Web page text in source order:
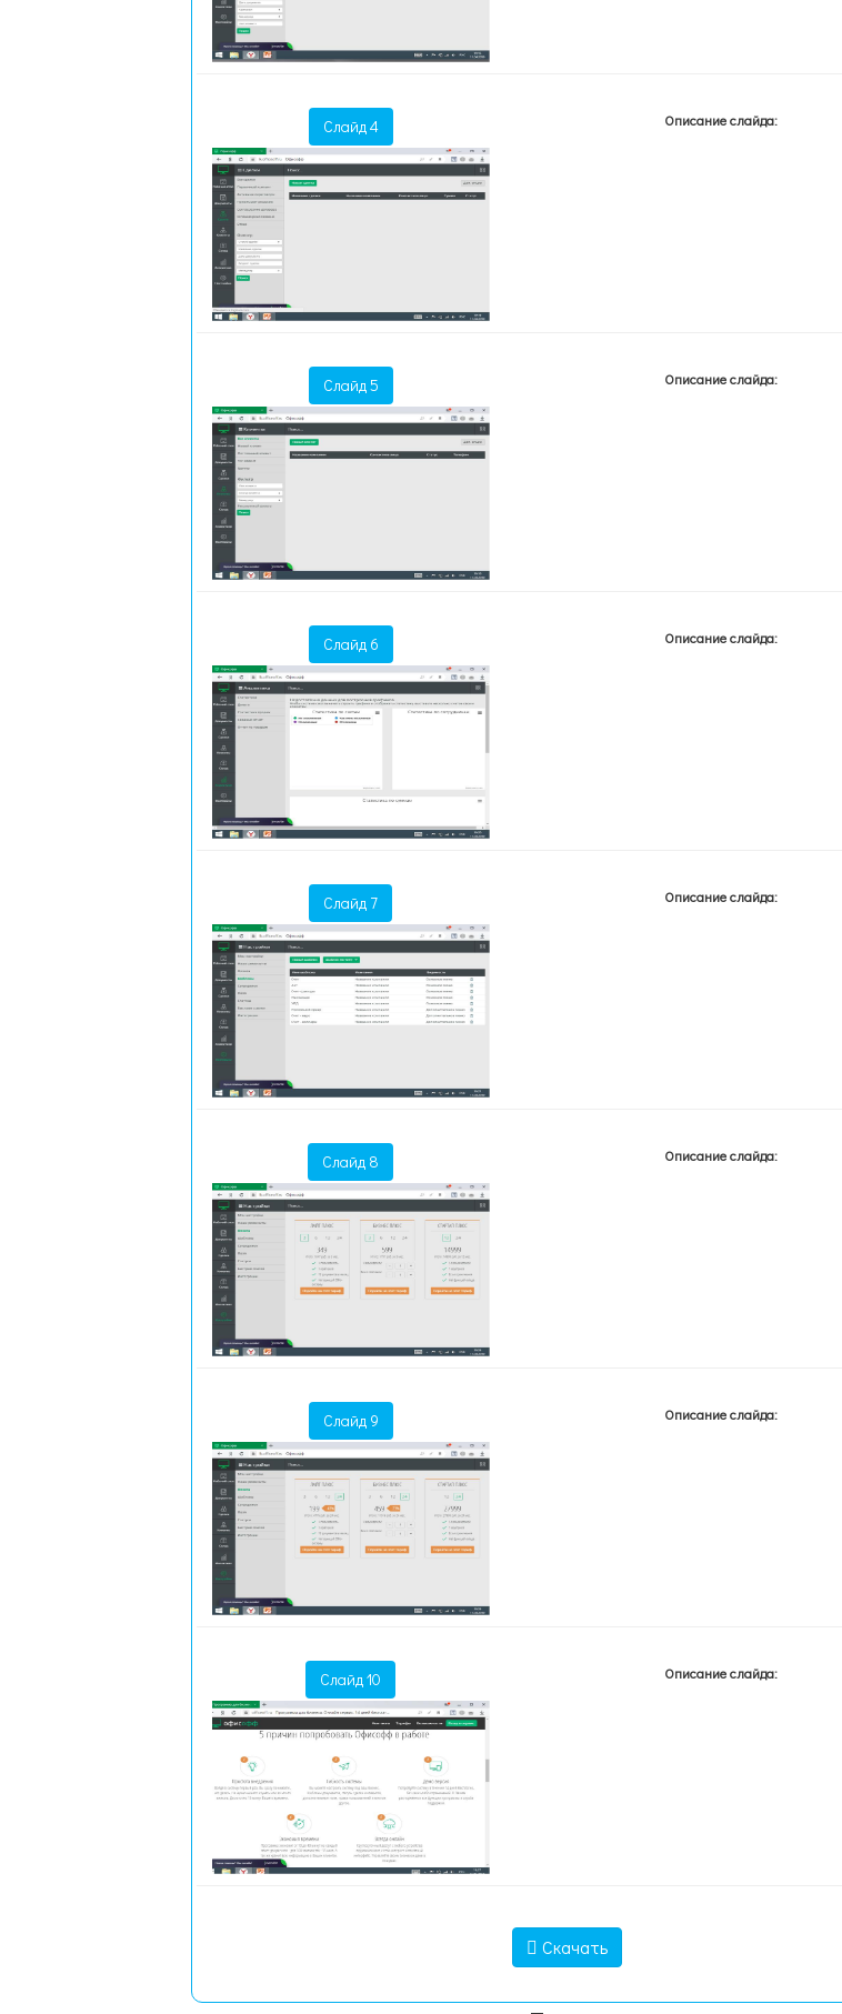
Слайд 4 Описание слайда:
Слайд 5 Описание слайда:
Слайд 6 Описание слайда:
Слайд 7 Описание слайда:
Слайд 8 Описание слайда:
Слайд 9 Описание слайда:
Слайд 10 Описание слайда:
Скачать